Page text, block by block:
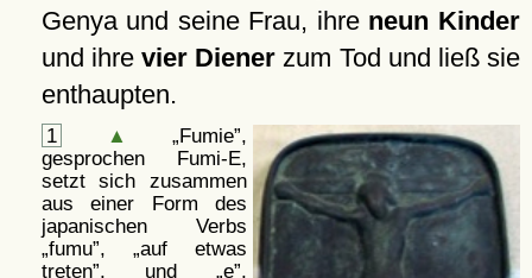
Genya und seine Frau, ihre neun Kinder
und ihrevier Diener zum Tod und ließ sie
enthaupten.
1 ▲ Fumie ,
gesprochen Fumi-E,
setzt sich zusammen
aus einer Form des
japanischen Verbs
fumu ,
auf etwas
treten , und e ,